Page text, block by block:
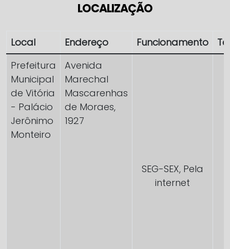
LOCALIZAÇÃO
Local Endereço Funcionamento
Prefeitura
Municipal
de Vitória
- Palácio
Jerônimo
Monteiro
Avenida
Marechal
Mascarenhas
de Moraes,
1927
SEG-SEX, Pela
internet